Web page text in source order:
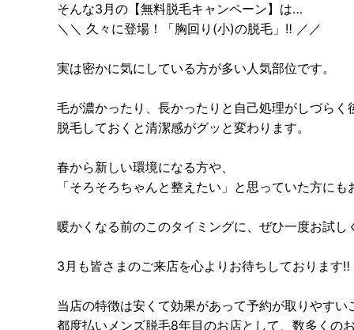
そんな3月の【無料脱毛キャンペーン】は…
＼＼ 久々に登場！「胸回り(小)の脱毛」‼ ／／
実は密かに気にしている方が多い人気部位です。
毛が濃かったり、長かったりと自己処理がしづらく
脱毛しておくと清潔感がグッと変わります。
春から新しい環境になる方や、
「そろそろちゃんと整えたい」と思っていた方にも
暖かくなる前のこのタイミングに、ぜひ一度お試し
3月も皆さまのご来店を心よりお待ちしております‼
当店の特徴は安くて効果があって予約が取りやすい
都度払いメンズ脱毛8年目のお店として、数多くの